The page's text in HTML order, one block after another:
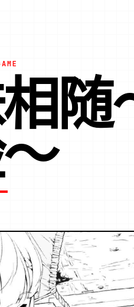
随